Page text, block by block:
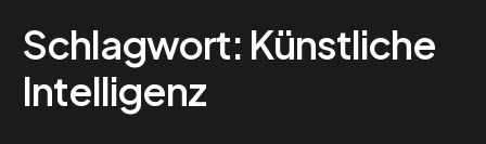
Schlagwort: Künstliche
Intelligenz